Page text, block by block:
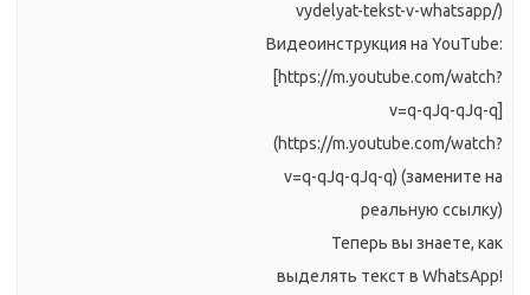
vydelyat-tekst-v-whatsapp/)
Видеоинструкция на YouTube:
[https://m.youtube.com/watch?
v=q-qJq-qJq-q]
(https://m.youtube.com/watch?
v=q-qJq-qJq-q) (замените на
реальную ссылку)
Теперь вы знаете, как
выделять текст в WhatsApp!